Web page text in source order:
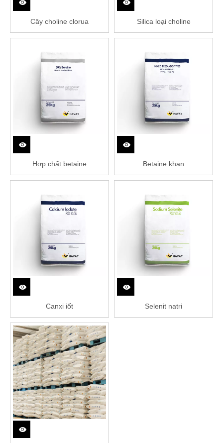
Cây choline clorua Silica loại choline
Hợp chất betaine Betaine khan
Canxi iốt Selenit natri